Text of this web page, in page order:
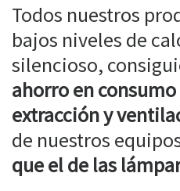
Todos nuestros
bajos niveles de
silencioso,
ahorro en
extracción y
de nuestros
que el de las